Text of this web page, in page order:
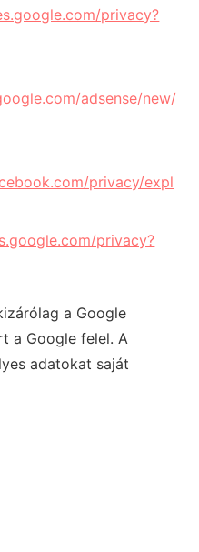
privacy?
adsense/new/
privacy/expl
privacy?
a Google
a Google felel. A
adatokat saját